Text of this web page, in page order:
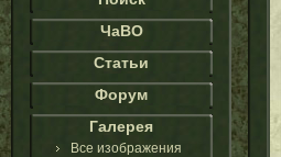
ЧаВО
Статьи
Форум
Галерея
Все изображения